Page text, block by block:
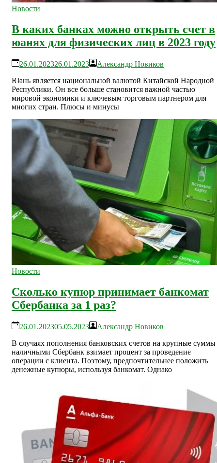
Новости
В каких банках можно открыть счет в
юанях для физических лиц в 2023 году
26.01.202326.01.2023
Александр Новиков
Юань является национальной валютой Китайской Народной
Республики. Он все больше становится важной частью
мировой экономики и ключевым торговым партнером для
многих стран. Плюсы и минусы
Новости
Сколько купюр принимает банкомат
Сбербанка за 1 раз?
26.01.202305.05.2023
Александр Новиков
В случаях пополнения банковских счетов на крупные суммы
наличными Сбербанк взимает процент за проведение
операции с клиента. Поэтому, предпочтительнее положить
денежные купюры, используя банкомат. Однако